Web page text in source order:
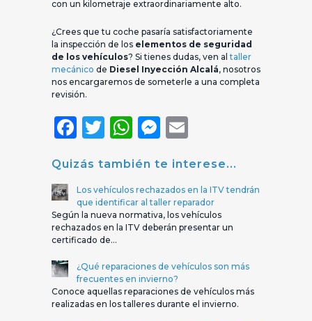
con un kilometraje extraordinariamente alto.
¿Crees que tu coche pasaría satisfactoriamente
la inspección de los elementos de seguridad
de los vehículos? Si tienes dudas, ven altaller
mecánico de Diesel Inyección Alcalá, nosotros
nos encargaremos de someterle a una completa
revisión.
Facebook
Twitter
WhatsApp
Messenger
Quizás también te interese...
Los vehículos rechazados en la ITV tendrán
que identificar al taller reparador
Según la nueva normativa, los vehículos
rechazados en la ITV deberán presentar un
certificado de…
¿Qué reparaciones de vehículos son más
frecuentes en invierno?
Conoce aquellas reparaciones de vehículos más
realizadas en los talleres durante el invierno.